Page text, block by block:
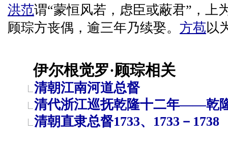
洪范谓“蒙恒风若，虑臣或蔽君”，上
顾琮方丧偶，逾三年乃续娶。 方苞以
伊尔根觉罗·顾琮相关
清朝江南河道总督
清代浙江巡抚乾隆十二年——乾
清朝直隶总督1733、1733－1738